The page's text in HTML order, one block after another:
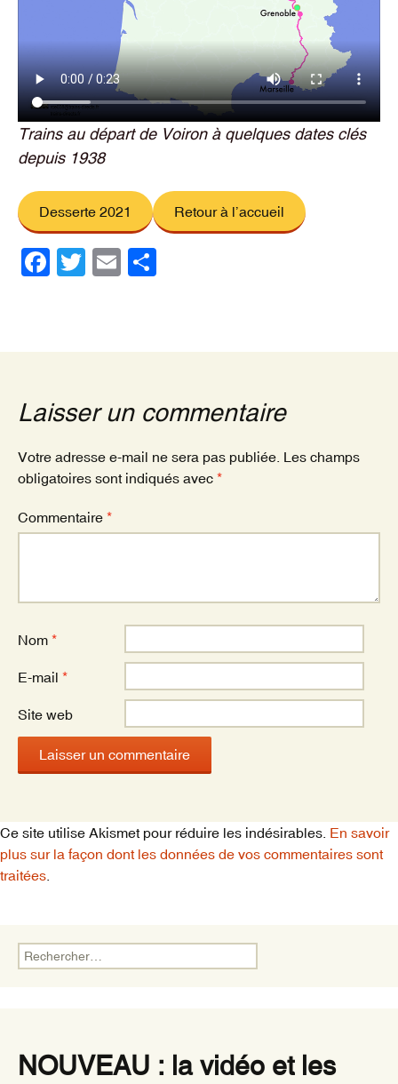
Trains au départ de Voiron à quelques dates clés
depuis 1938
Desserte 2021 Retour à l’accueil
F
e
o
o
k
T
er
E
g
Laisser un commentaire
Votre adresse e-mail ne sera pas publiée. Les champs
obligatoires sont indiqués avec *
Commentaire *
Nom *
E-mail *
Site web
Ce site utilise Akismet pour réduire les indésirables. En savoir
plus sur la façon dont les données de vos commentaires sont
traitées
Rechercher :
NOUVEAU : la vidéo et les